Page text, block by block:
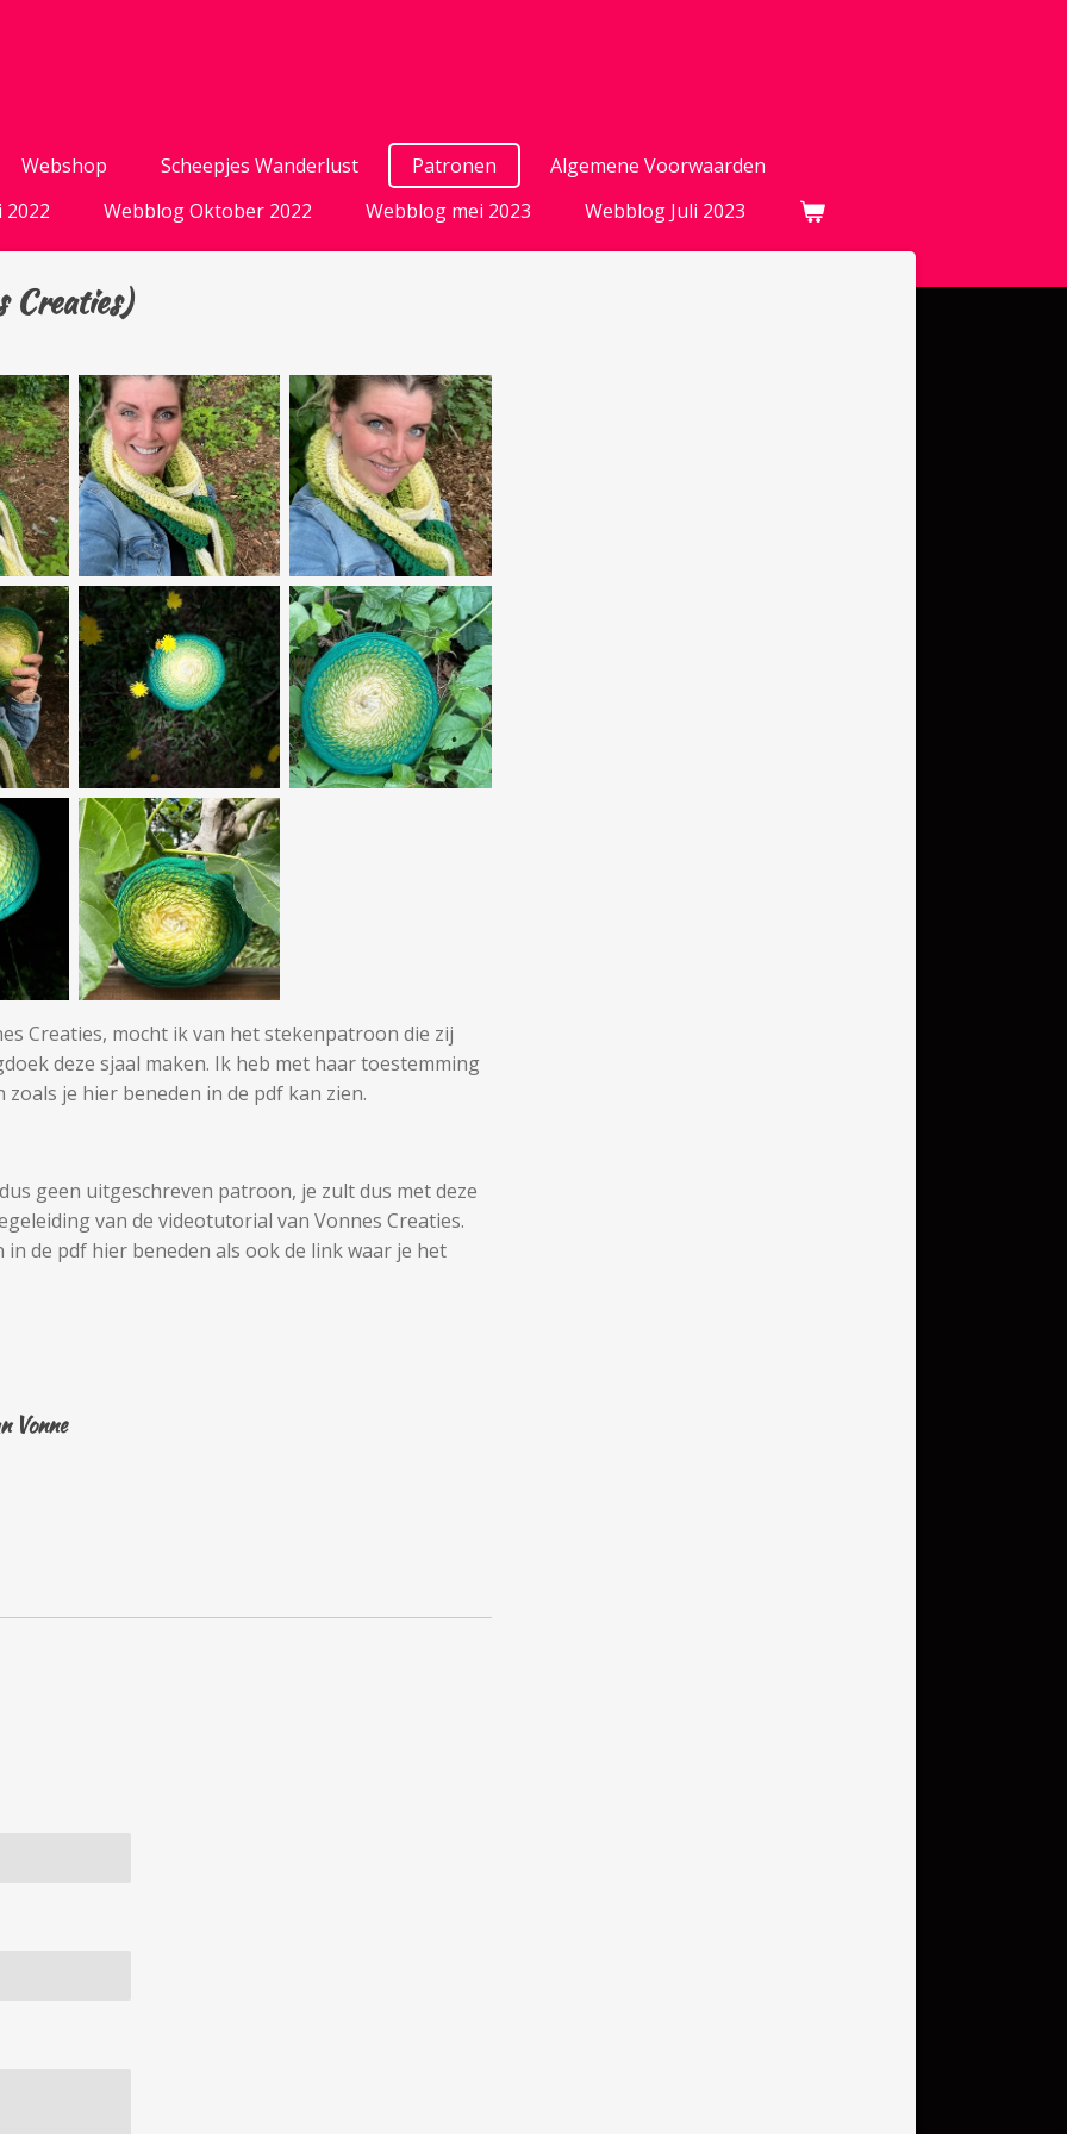
Webshop Scheepjes Wanderlust Patronen
Algemene Voorwaarden
2022 Webblog Oktober 2022 Webblog mei 2023 Webblog Juli 2023
Creaties)
Creaties, mocht ik van het stekenpatroon die zij
deze sjaal maken. Ik heb met haar toestemming
je hier beneden in de pdf kan zien.
geen uitgeschreven patroon, je zult dus met deze
van de videotutorial van Vonnes Creaties.
de pdf hier beneden als ook de link waar je het
Vonne